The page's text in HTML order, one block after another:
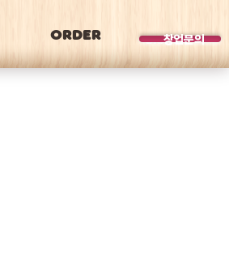
ORDER 창업문의
BRAND